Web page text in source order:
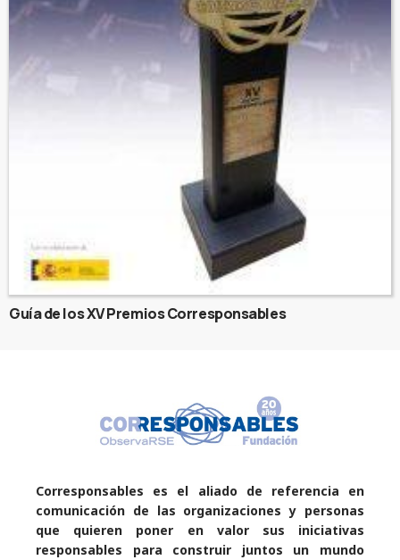
Guía de los XV Premios Corresponsables
Corresponsables es el aliado de referencia en
comunicación de las organizaciones y personas
que quieren poner en valor sus iniciativas
responsables para construir juntos un mundo